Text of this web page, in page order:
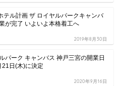
テル計画 ザ ロイヤルパークキャンバ
が完了 いよいよ本格着工へ
2019年8月30日
パーク キャンバス 神戸三宮の開業日
21日(木)に決定
2020年9月16日